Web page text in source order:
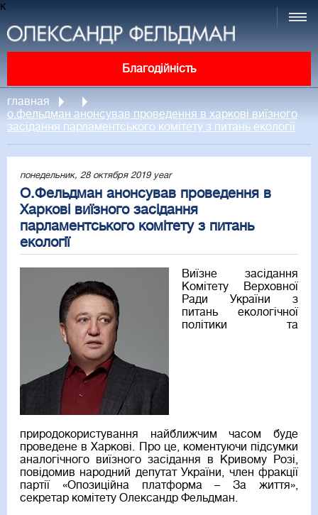
к
Благодійність
главная
о.фельдман анонсував проведення в харкові виїзного
засідання парламентського комітету з питань екології
понедельник, 28 октября 2019 year
О.Фельдман анонсував проведення в
Харкові виїзного засідання
парламентського комітету з питань
екології
Виїзне засідання
Комітету Верховної
Ради України з
питань екологічної
політики та
природокористування найближчим часом буде
проведене в Харкові. Про це, коментуючи підсумки
аналогічного виїзного засідання в Кривому Розі,
повідомив народний депутат України, член фракції
партії «Опозиційна платформа – За життя»,
секретар комітету Олександр Фельдман.